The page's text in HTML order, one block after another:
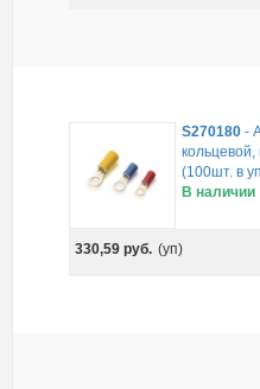
S270180 -
кольцевой,
(100шт. в
В наличии
330,59руб. (уп)